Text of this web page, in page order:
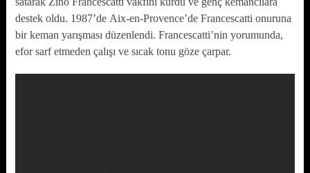
destek oldu. 1987’de Aix-en-Provence’de Francescatti onuruna
bir keman yarışması düzenlendi. Francescatti’nin yorumunda,
efor sarf etmeden çalışı ve sıcak tonu göze çarpar.